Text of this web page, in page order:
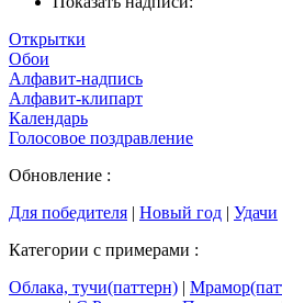
Открытки
Обои
Алфавит-надпись
Алфавит-клипарт
Календарь
Голосовое поздравление
Обновление :
Для победителя | Новый год | Удачи
Категории с примерами :
Облака, тучи(паттерн) |